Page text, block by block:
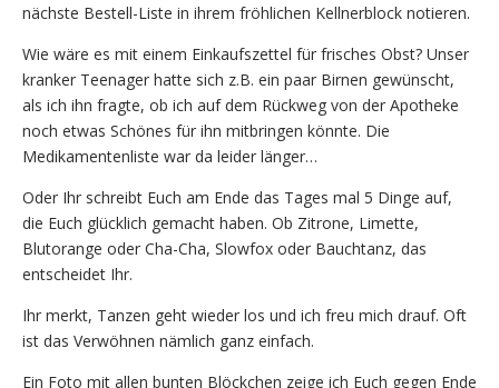
nächste Bestell-Liste in ihrem fröhlichen Kellnerblock notieren.
Wie wäre es mit einem Einkaufszettel für frisches Obst? Unser
kranker Teenager hatte sich z.B. ein paar Birnen gewünscht,
als ich ihn fragte, ob ich auf dem Rückweg von der Apotheke
noch etwas Schönes für ihn mitbringen könnte. Die
Medikamentenliste war da leider länger…
Oder Ihr schreibt Euch am Ende das Tages mal 5 Dinge auf,
die Euch glücklich gemacht haben. Ob Zitrone, Limette,
Blutorange oder Cha-Cha, Slowfox oder Bauchtanz, das
entscheidet Ihr.
Ihr merkt, Tanzen geht wieder los und ich freu mich drauf. Oft
ist das Verwöhnen nämlich ganz einfach.
Ein Foto mit allen bunten Blöckchen zeige ich Euch gegen Ende